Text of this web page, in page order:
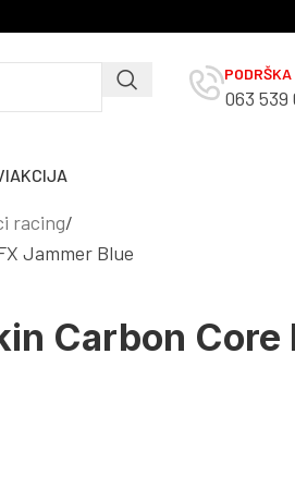
PODRŠKA
063 539
AKCIJA
racing
Jammer Blue
Carbon Core